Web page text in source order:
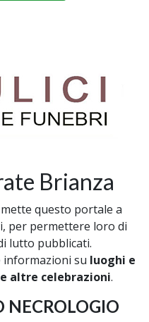
Brianza
mette questo portale a
per permettere loro di
lutto pubblicati.
su luoghi e
altre celebrazioni.
NECROLOGIO